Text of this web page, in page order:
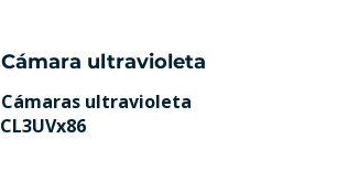
Cámara ultravioleta
Cámaras ultravioleta
CL3UVx86